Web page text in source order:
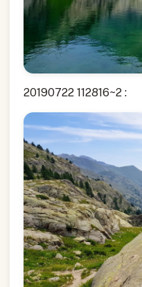
20190722 112816~2 :